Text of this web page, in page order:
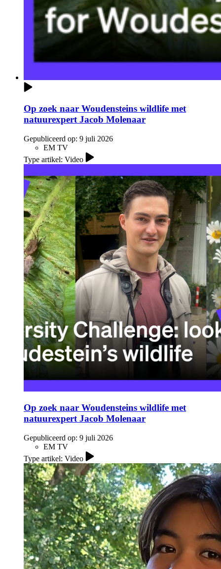
Op zoek naar Woudensteins wildlife met
natuurexpert Jacob Molenaar
Gepubliceerd op: 9 juli 2026
EM TV
Type artikel: Video
Op zoek naar Woudensteins wildlife met
natuurexpert Jacob Molenaar
Gepubliceerd op: 9 juli 2026
EM TV
Type artikel: Video